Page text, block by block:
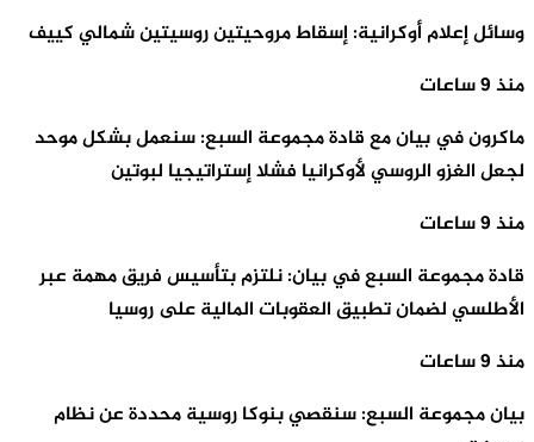
وسائل إعلام أوكرانية: إسقاط مروحيتين روسيتين شمالي كييف
منذ 9 ساعات
ماكرون في بيان مع قادة مجموعة السبع: سنعمل بشكل موحد
لجعل الغزو الروسي لأوكرانيا فشلا إستراتيجيا لبوتين
منذ 9 ساعات
قادة مجموعة السبع في بيان: نلتزم بتأسيس فريق مهمة عبر
الأطلسي لضمان تطبيق العقوبات المالية على روسيا
منذ 9 ساعات
بيان مجموعة السبع: سنقصي بنوكا روسية محددة عن نظام